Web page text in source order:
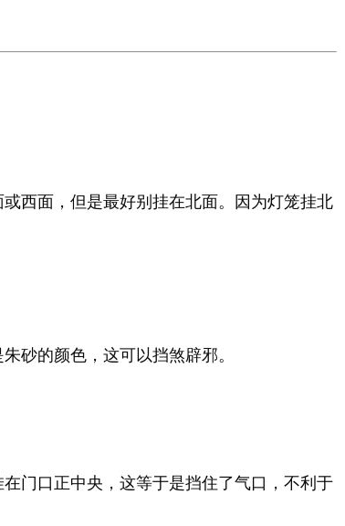
西面，但是最好别挂在北面。因为灯笼挂北
砂的颜色，这可以挡煞辟邪。
门口正中央，这等于是挡住了气口，不利于